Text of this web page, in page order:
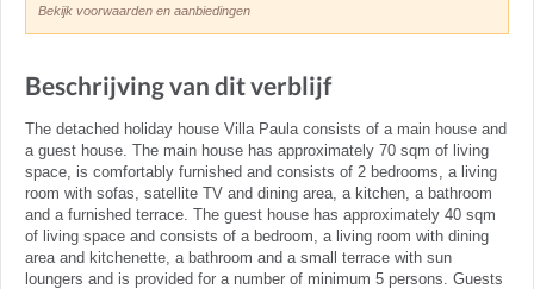
Bekijk voorwaarden en aanbiedingen
Beschrijving van dit verblijf
The detached holiday house Villa Paula consists of a main house and
a guest house. The main house has approximately 70 sqm of living
space, is comfortably furnished and consists of 2 bedrooms, a living
room with sofas, satellite TV and dining area, a kitchen, a bathroom
and a furnished terrace. The guest house has approximately 40 sqm
of living space and consists of a bedroom, a living room with dining
area and kitchenette, a bathroom and a small terrace with sun
loungers and is provided for a number of minimum 5 persons. Guests